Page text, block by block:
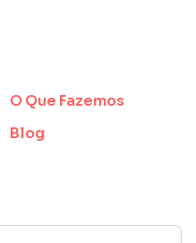
O Que Fazemos
Blog